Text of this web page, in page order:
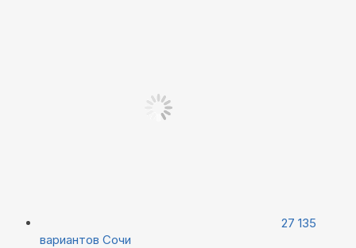
27 135
вариантов Сочи